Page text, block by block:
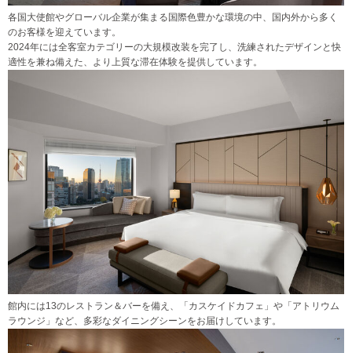
各国大使館やグローバル企業が集まる国際色豊かな環境の中、国内外から多く
のお客様を迎えています。
2024年には全客室カテゴリーの大規模改装を完了し、洗練されたデザインと快
適性を兼ね備えた、より上質な滞在体験を提供しています。
館内には13のレストラン＆バーを備え、「カスケイドカフェ」や「アトリウム
ラウンジ」など、多彩なダイニングシーンをお届けしています。